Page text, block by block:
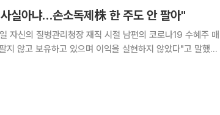
실아냐…손소독제株 한 주도 안 팔아"
자신의 질병관리청장 재직 시절 남편의 코로나19 수혜주 매
않고 보유하고 있으며 이익을 실현하지 않았다"고 말했다.
면에서 질병관리본부장·질병관